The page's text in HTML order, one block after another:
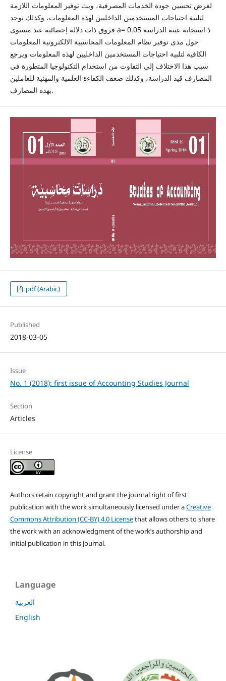
لغرض تحسين جودة الخدمات المصرفية، ويث توفير المعلومات اللازمة
لتلبية احتياجات المستخدمين الداخليين لهذه المعلومات، وكذلك توجد
فروق ذات دلالة إحصائية عند مستوى a= 0.05 ذ استجابة عينة الدراسة
حول مدى توفير نظام المعلومات المحاسبية الالكترونية المعلومات
الكافية لتلبية احتياجات المستخدمين الداخليين لهذه المعلومات ويرجع
سبب هذا الاختلاف إلى التفاوت من استخدام التكنولوجيا المتطورة في
المصارف قيد الدراسة، وكذلك ضعف الكفاءة العلمية والمهنية للعاملين
بهذه المصارف.
pdf (Arabic)
Published
2018-03-05
Issue
No. 1 (2018): first issue of Accounting Studies Journal
Section
Articles
License
Authors retain copyright and grant the journal right of first
publication with the work simultaneously licensed under aCreative
Commons Attribution (CC-BY) 4.0 Licensethat allows others to share
the work with an acknowledgment of the work’s authorship and
initial publication in this journal.
Language
العربية
English